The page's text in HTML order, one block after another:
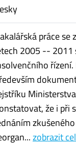
práce se
2005 -- 2011
že i při
zobrazit